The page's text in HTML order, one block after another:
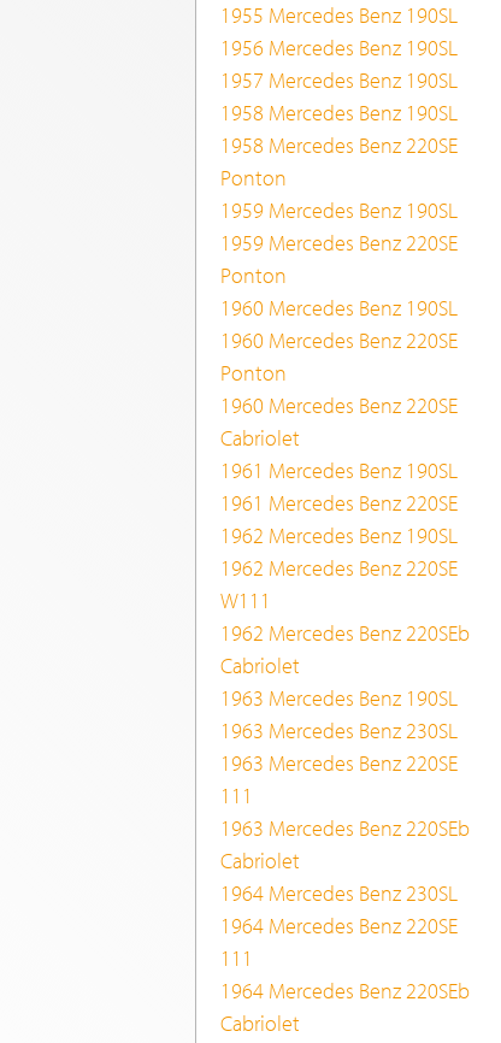
1955 Mercedes Benz 190SL
1956 Mercedes Benz 190SL
1957 Mercedes Benz 190SL
1958 Mercedes Benz 190SL
1958 Mercedes Benz 220SE
Ponton
1959 Mercedes Benz 190SL
1959 Mercedes Benz 220SE
Ponton
1960 Mercedes Benz 190SL
1960 Mercedes Benz 220SE
Ponton
1960 Mercedes Benz 220SE
Cabriolet
1961 Mercedes Benz 190SL
1961 Mercedes Benz 220SE
1962 Mercedes Benz 190SL
1962 Mercedes Benz 220SE
W111
1962 Mercedes Benz 220SEb
Cabriolet
1963 Mercedes Benz 190SL
1963 Mercedes Benz 230SL
1963 Mercedes Benz 220SE
111
1963 Mercedes Benz 220SEb
Cabriolet
1964 Mercedes Benz 230SL
1964 Mercedes Benz 220SE
111
1964 Mercedes Benz 220SEb
Cabriolet